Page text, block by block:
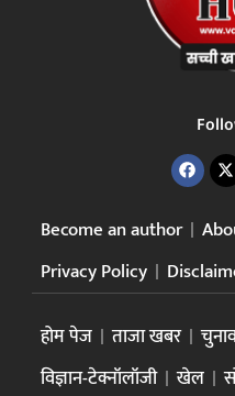
Become an author
Privacy Policy
होम पेज ताजा खबर
विज्ञान-टेक्नॉलॉजी
खेल